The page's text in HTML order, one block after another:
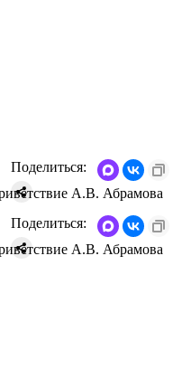
А.В. Абрамова
Поделиться:
А.В. Абрамова
Поделиться: